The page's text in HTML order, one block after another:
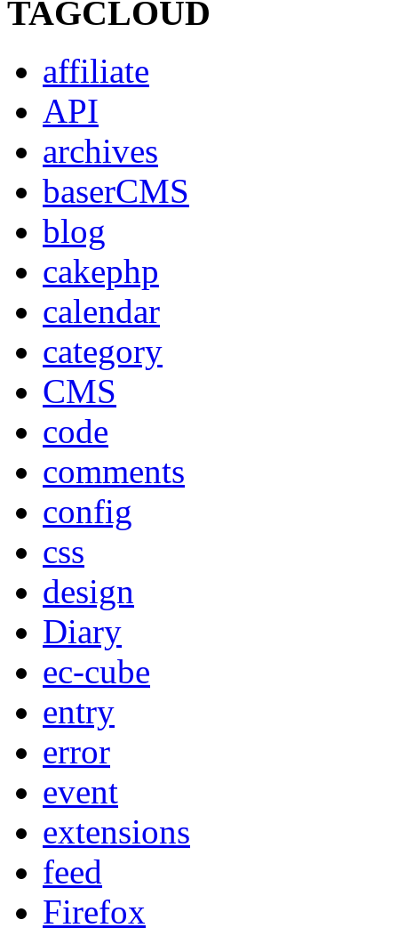
TAGCLOUD
affiliate
API
archives
baserCMS
blog
cakephp
calendar
category
CMS
code
comments
config
css
design
Diary
ec-cube
entry
error
event
extensions
feed
Firefox